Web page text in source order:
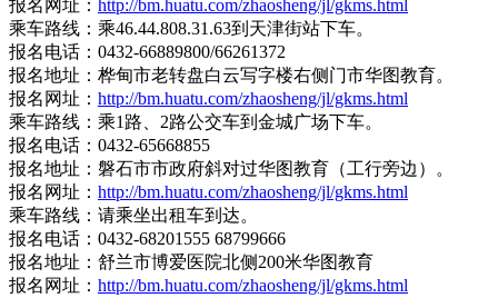
报名网址： http://bm.huatu.com/zhaosheng/jl/gkms.html
乘车路线：乘46.44.808.31.63到天津街站下车。
报名电话：0432-66889800/66261372
报名地址：桦甸市老转盘白云写字楼右侧门市华图教育。
报名网址： http://bm.huatu.com/zhaosheng/jl/gkms.html
乘车路线：乘1路、2路公交车到金城广场下车。
报名电话：0432-65668855
报名地址：磐石市市政府斜对过华图教育（工行旁边）。
报名网址： http://bm.huatu.com/zhaosheng/jl/gkms.html
乘车路线：请乘坐出租车到达。
报名电话：0432-68201555 68799666
报名地址：舒兰市博爱医院北侧200米华图教育
报名网址： http://bm.huatu.com/zhaosheng/jl/gkms.html